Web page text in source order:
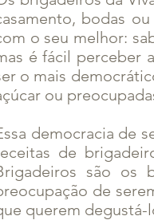
bodas
o seu melhor:
é fácil perceber
o mais
ou
democracia de
de
são os
de
querem degustá-